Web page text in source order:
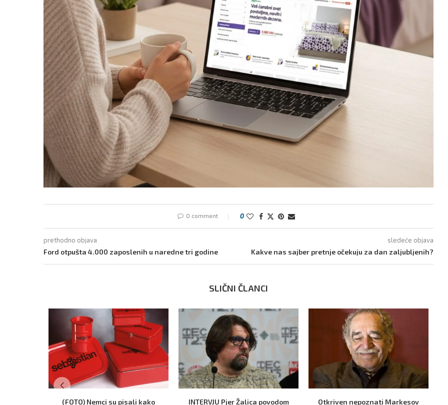
0 comment 0
prethodno objava
Ford otpušta 4.000 zaposlenih u naredne tri godine
sledeće objava
Kakve nas sajber pretnje očekuju za dan zaljubljenih?
SLIČNI ČLANCI
(FOTO) Nemci su pisali kako
INTERVJU Pjer Žalica povodom
Otkriven nepoznati Markesov